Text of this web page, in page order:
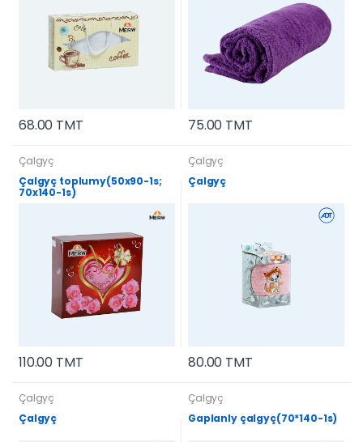
68.00 TMT 75.00 TMT
Çalgyç
Çalgyç toplumy(50x90-1s;
70x140-1s)
110.00 TMT
Çalgyç
Çalgyç
80.00 TMT
Çalgyç
Çalgyç
Çalgyç
Gaplanly çalgyç(70*140-1s)